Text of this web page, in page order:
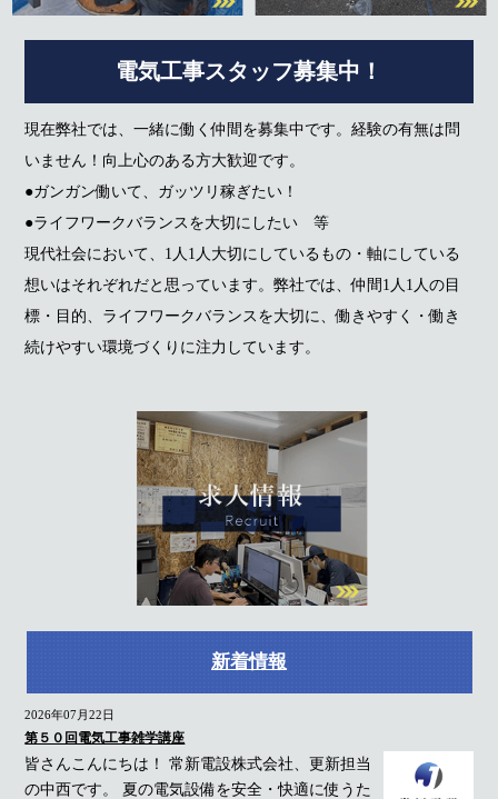
電気工事スタッフ募集中！
現在弊社では、一緒に働く仲間を募集中です。経験の有無は問
いません！向上心のある方大歓迎です。
●ガンガン働いて、ガッツリ稼ぎたい！
●ライフワークバランスを大切にしたい 等
現代社会において、1人1人大切にしているもの・軸にしている
想いはそれぞれだと思っています。弊社では、仲間1人1人の目
標・目的、ライフワークバランスを大切に、働きやすく・働き
続けやすい環境づくりに注力しています。
新着情報
2026年07月22日
第５０回電気工事雑学講座
皆さんこんにちは！ 常新電設株式会社、更新担当
の中西です。 夏の電気設備を安全・快適に使うた